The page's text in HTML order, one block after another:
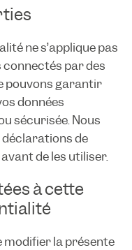
ne s’applique pas
par des
pouvons garantir
données
sécurisée. Nous
de
de les utiliser.
à cette
modifier la présente